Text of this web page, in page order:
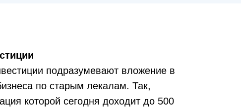
подразумевают вложение в
по старым лекалам. Так,
которой сегодня доходит до 500